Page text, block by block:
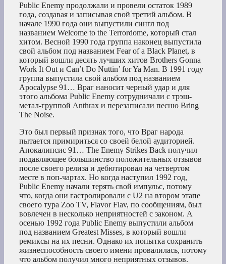
Public Enemy продолжали и провели остаток 1989
года, создавая и записывая свой третий альбом. В
начале 1990 года они выпустили сингл под
названием Welcome to the Terrordome, который стал
хитом. Весной 1990 года группа наконец выпустила
свой альбом под названием Fear of a Black Planet, в
который вошли десять лучших хитов Brothers Gonna
Work It Out и Can’t Do Nuttin’ for Ya Man. В 1991 году
группа выпустила свой альбом под названием
Apocalypse 91… Враг наносит черный удар и для
этого альбома Public Enemy сотрудничали с трэш-
метал-группой Anthrax и перезаписали песню Bring
The Noise.
Это был первый признак того, что Враг народа
пытается примириться со своей белой аудиторией.
Апокалипсис 91… The Enemy Strikes Back получил
подавляющее большинство положительных отзывов
после своего релиза и дебютировал на четвертом
месте в поп-чартах. Но когда наступил 1992 год,
Public Enemy начали терять свой импульс, потому
что, когда они гастролировали с U2 на втором этапе
своего тура Zoo TV, Flavor Flav, по сообщениям, был
вовлечен в несколько неприятностей с законом. А
осенью 1992 года Public Enemy выпустили альбом
под названием Greatest Misses, в который вошли
ремиксы на их песни. Однако их попытка сохранить
жизнеспособность своего имени провалилась, потому
что альбом получил много неприятных отзывов.